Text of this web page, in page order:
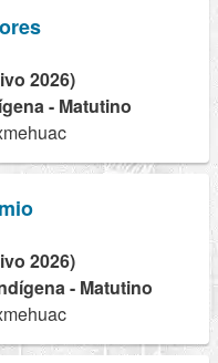
2026)
- Matutino
2026)
- Matutino